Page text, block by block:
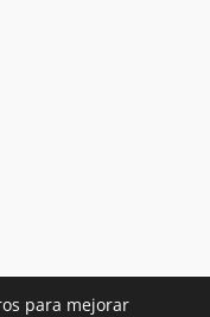
para mejorar